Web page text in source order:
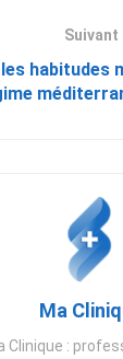
Suivant
habitudes
Ma
Clinique :